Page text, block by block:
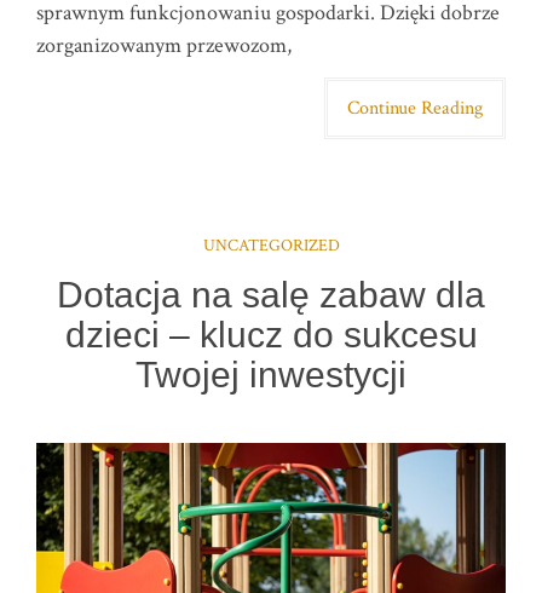
sprawnym funkcjonowaniu gospodarki. Dzięki dobrze
zorganizowanym przewozom,
Continue Reading
UNCATEGORIZED
Dotacja na salę zabaw dla
dzieci – klucz do sukcesu
Twojej inwestycji